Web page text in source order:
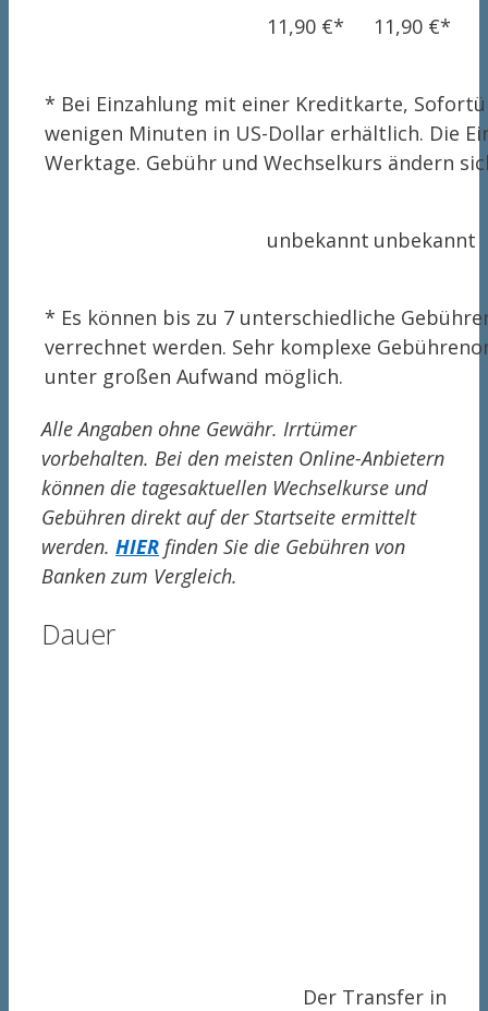
11,90 €* 11,90 €*
* Bei Einzahlung mit einer Kreditkarte,
wenigen Minuten in US-Dollar erhältlich. Die
Werktage. Gebühr und Wechselkurs ändern
unbekannt unbekannt
* Es können bis zu 7 unterschiedliche
verrechnet werden. Sehr komplexe
unter großen Aufwand möglich.
Alle Angaben ohne Gewähr. Irrtümer
vorbehalten. Bei den meisten Online-Anbietern
können die tagesaktuellen Wechselkurse und
Gebühren direkt auf der Startseite ermittelt
werden. HIER finden Sie die Gebühren von
Banken zum Vergleich.
Dauer
Der Transfer in